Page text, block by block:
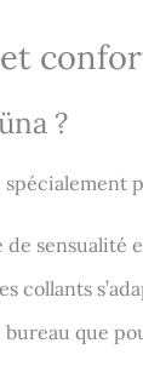
?
sensualité
collants
que